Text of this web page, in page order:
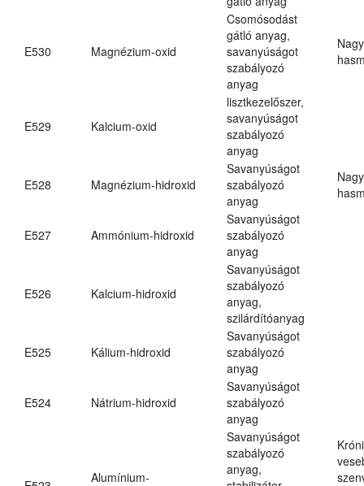
E530 Magnézium-oxid
Csomósodást
gátló anyag,
savanyúságot
szabályozó
anyag
E529 Kalcium-oxid
lisztkezelőszer,
savanyúságot
szabályozó
anyag
E528 Magnézium-hidroxid
Savanyúságot
szabályozó
anyag
E527 Ammónium-hidroxid
Savanyúságot
szabályozó
anyag
E526 Kalcium-hidroxid
Savanyúságot
szabályozó
anyag,
szilárdítóanyag
E525 Kálium-hidroxid
Savanyúságot
szabályozó
anyag
E524 Nátrium-hidroxid
Savanyúságot
szabályozó
anyag
Alumínium-
Savanyúságot
szabályozó
anyag,